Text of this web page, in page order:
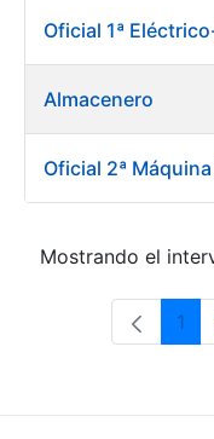
Almacenero
Mostrando el
1